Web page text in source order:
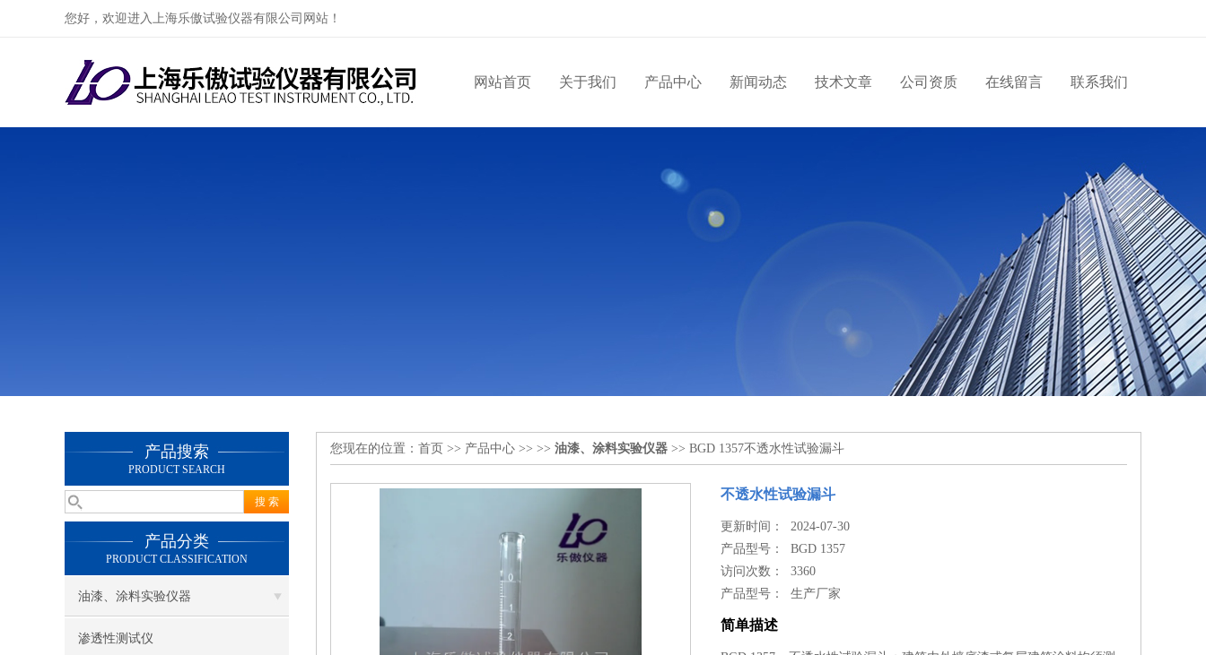
您好，欢迎进入上海乐傲试验仪器有限公司网站！
网站首页 关于我们 产品中心 新闻动态 技术文章 公司资质 在线留言 联系我们
产品搜索
PRODUCT SEARCH
产品分类
PRODUCT CLASSIFICATION
油漆、涂料实验仪器
渗透性测试仪
您现在的位置： 首页 >> 产品中心 >> >> 油漆、涂料实验仪器 >> BGD 1357不透水性试验漏斗
不透水性试验漏斗
更新时间： 2024-07-30
产品型号：BGD 1357
访问次数： 3360
产品型号： 生产厂家
简单描述